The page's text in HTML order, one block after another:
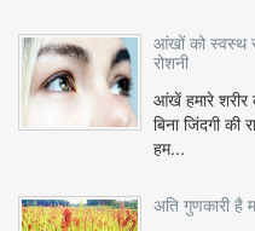
आंखों को स्वस्थ
रोशनी
आंखें हमारे
बिना जिंदगी
हम...
अति गुणकारी है